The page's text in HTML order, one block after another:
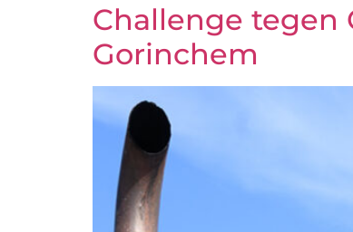
Challenge tegen
Gorinchem